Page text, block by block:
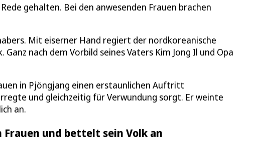
gehalten. Bei den anwesenden Frauen brachen
Mit eiserner Hand regiert der nordkoreanische
nach dem Vorbild seines Vaters Kim Jong Il und Opa
in Pjöngjang einen erstaunlichen Auftritt
und gleichzeitig für Verwundung sorgt. Er weinte
an.
Frauen und bettelt sein Volk an